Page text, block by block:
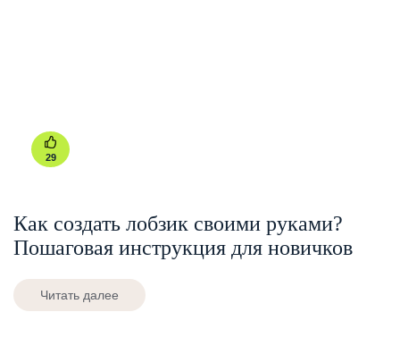
29
Как создать лобзик своими руками?
Пошаговая инструкция для новичков
Читать далее